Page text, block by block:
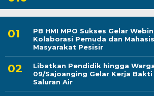
PB HMI MPO Sukses Gelar
Kolaborasi Pemuda dan
Masyarakat Pesisir
Libatkan Pendidik hingga
09/Sajoanging Gelar Kerja Bakti
Saluran Air